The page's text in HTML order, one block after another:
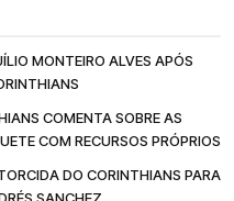
MONTEIRO ALVES APÓS
COMENTA SOBRE AS
COM RECURSOS PRÓPRIOS
DO CORINTHIANS PARA
SANCHEZ